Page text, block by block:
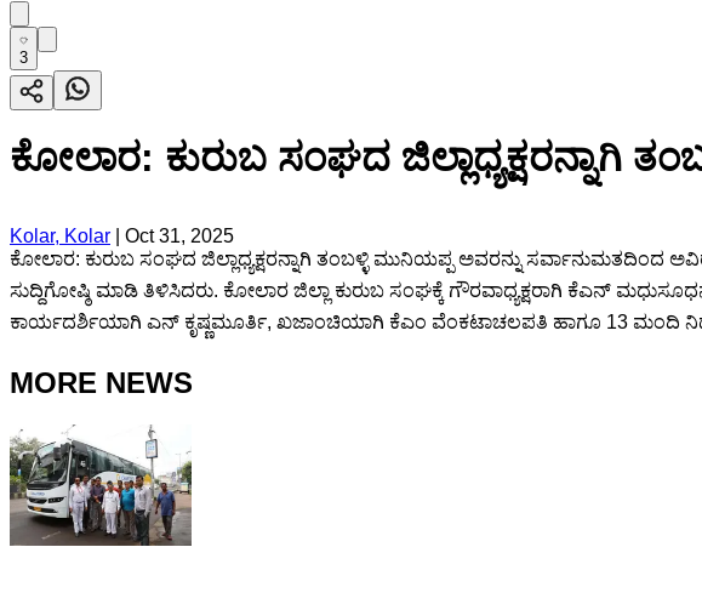
3
ಕೋಲಾರ: ಕುರುಬ ಸಂಘದ
Kolar, Kolar
Oct 31, 2025
ಕೋಲಾರ: ಕುರುಬ ಸಂಘದ ಜಿಲ್ಲಾಧ್ಯಕ್ಷರನ್ನಾಗಿ ತಂಬಳ್ಳಿ ಮುನಿಯಪ್ಪ ಅವರನ್ನು ಸರ್ವಾನುಮತದಿಂದ
ಸುದ್ದಿಗೋಷ್ಠಿ ಮಾಡಿ ತಿಳಿಸಿದರು. ಕೋಲಾರ ಜಿಲ್ಲಾ ಕುರುಬ ಸಂಘಕ್ಕೆ ಗೌರವಾಧ್ಯಕ್ಷರಾಗಿ ಕೆಎನ್
ಕಾರ್ಯದರ್ಶಿಯಾಗಿ ಎನ್ ಕೃಷ್ಣಮೂರ್ತಿ, ಖಜಾಂಚಿಯಾಗಿ ಕೆಎಂ ವೆಂಕಟಾಚಲಪತಿ ಹಾಗೂ 13 ಮಂದಿ
MORE NEWS